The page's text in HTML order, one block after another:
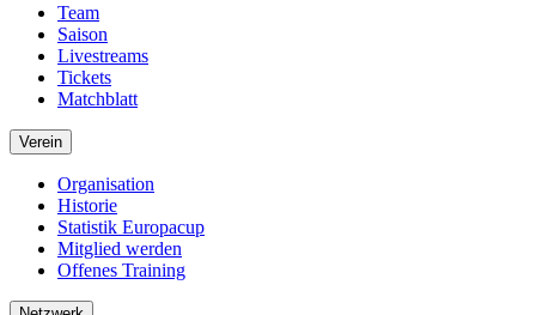
Team
Saison
Livestreams
Tickets
Matchblatt
Verein
Organisation
Historie
Statistik Europacup
Mitglied werden
Offenes Training